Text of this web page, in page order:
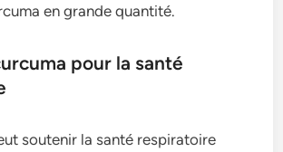
en grande quantité.
pour la santé
soutenir la santé respiratoire